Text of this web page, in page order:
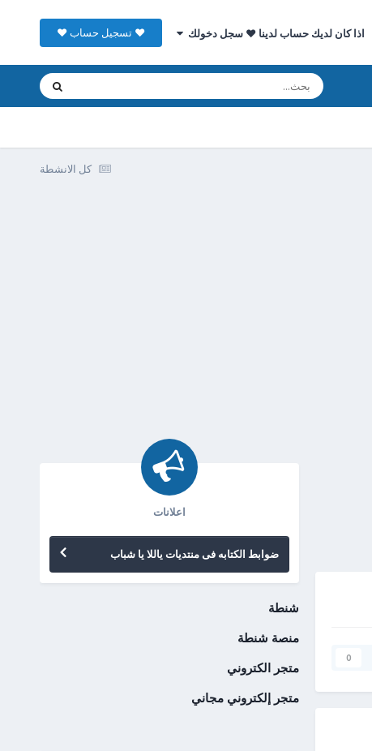
اذا كان لديك حساب لدينا ♥ سجل دخولك ♥ تسجيل حساب ♥
كل الانشطة
0
اعلانات
ضوابط الكتابه فى منتديات ياللا يا شباب
شنطة
منصة شنطة
متجر الكتروني
متجر إلكتروني مجاني